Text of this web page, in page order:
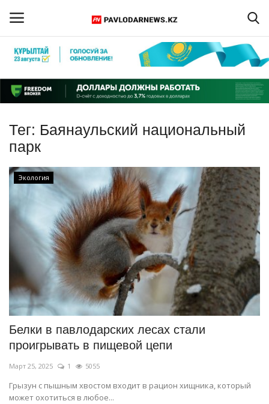
Регистрация
Главная
Обратная связь
ПАВЛОДАРСКАЯ ОБЛАСТЬ
КАЗАХСТАН
МИР
СПЕЦПРОЕКТЫ
СПОРТ
РАЗВЛЕЧЕНИЯ
OFFICIAL
Тег: Баянаульский национальный
парк
Экология
Белки в павлодарских лесах стали
проигрывать в пищевой цепи
Март 25, 2025 1 5055
Грызун с пышным хвостом входит в рацион хищника, который
может охотиться в любое...